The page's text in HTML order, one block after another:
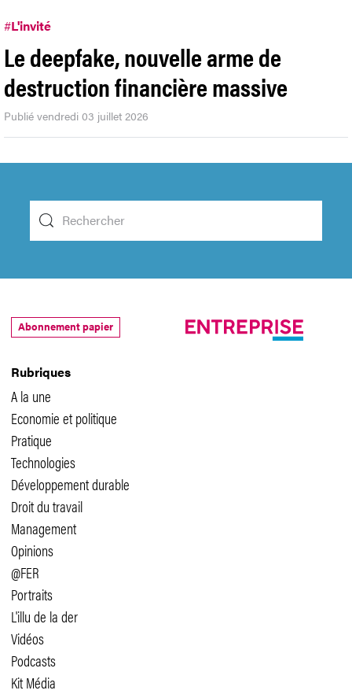
#L'invité
Le deepfake, nouvelle arme de
destruction financière massive
Publié vendredi 03 juillet 2026
Rubriques
A la une
Economie et politique
Pratique
Technologies
Développement durable
Droit du travail
Management
Opinions
@FER
Portraits
L'illu de la der
Vidéos
Podcasts
Kit Média
Abonnement papier